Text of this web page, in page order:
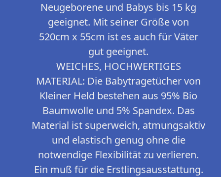
Neugeborene und Babys bis 15 kg
geeignet. Mit seiner Größe von
520cm x 55cm ist es auch für Väter
gut geeignet.
WEICHES, HOCHWERTIGES
MATERIAL: Die Babytragetücher von
Kleiner Held bestehen aus 95% Bio
Baumwolle und 5% Spandex. Das
Material ist superweich, atmungsaktiv
und elastisch genug ohne die
notwendige Flexibilität zu verlieren.
Ein muß für die Erstlingsausstattung.